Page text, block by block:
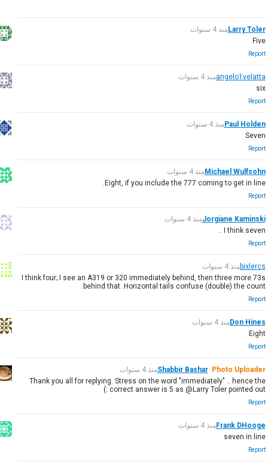
Larry Tolerمنذ 4 سنوات
Five
Report
angelo1velattaمنذ 4 سنوات
six
Report
Paul Holdenمنذ 4 سنوات
Seven
Report
Michael Wulfsohnمنذ 4 سنوات
Eight, if you include the 777 coming to get in line.
Report
Jorgiane Kaminskiمنذ 4 سنوات
I think seven ..
Report
bixlercsمنذ 4 سنوات
I think four; I see an A319 or 320 immediately behind, then three more 73s
behind that. Horizontal tails confuse (double) the count.
Report
Don Hinesمنذ 4 سنوات
Eight
Report
Shabbir Bashar Photo Uploader
منذ 4 سنوات
Thank you all for replying. Stress on the word "immediately" .. hence the
correct answer is 5 as @Larry Toler pointed out :)
Report
Frank DHoogeمنذ 4 سنوات
seven in line
Report